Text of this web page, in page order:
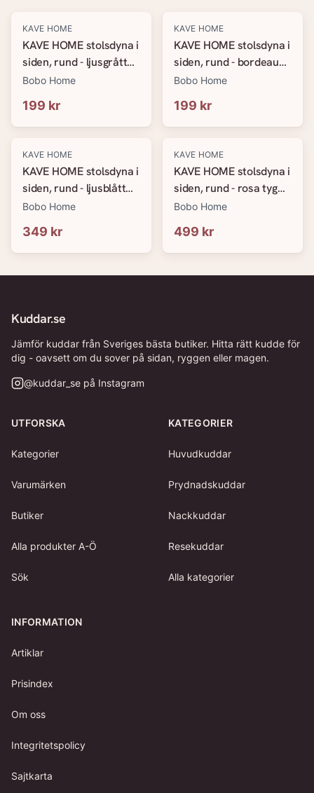
KAVE HOME
KAVE HOME stolsdyna i
siden, rund - ljusgrått
tyg (&Oslash;35)
Bobo Home
199 kr
KAVE HOME
KAVE HOME stolsdyna i
siden, rund - bordeaux
tyg (&Oslash;35)
Bobo Home
199 kr
KAVE HOME
KAVE HOME stolsdyna i
siden, rund - ljusblått
tyg (&Oslash;35)
Bobo Home
349 kr
KAVE HOME
KAVE HOME stolsdyna i
siden, rund - rosa tyg
(&Oslash;35)
Bobo Home
499 kr
Kuddar.se
Jämför kuddar från Sveriges bästa butiker. Hitta rätt kudde för
dig - oavsett om du sover på sidan, ryggen eller magen.
@kuddar_se på Instagram
UTFORSKA
Kategorier
Varumärken
Butiker
Alla produkter A-Ö
Sök
KATEGORIER
Huvudkuddar
Prydnadskuddar
Nackkuddar
Resekuddar
Alla kategorier
INFORMATION
Artiklar
Prisindex
Om oss
Integritetspolicy
Sajtkarta